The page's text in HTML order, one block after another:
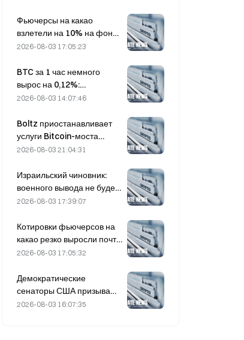
Фьючерсы на какао
взлетели на 10% на фоне
опасений по поводу
приближаясь к $6 000 за
тонну
2026-08-03 17:05:23
BTC за 1 час немного
вырос на 0,12%:
смягчение
напряженности и
синхронный рост
макроэкономических
краткосрочный отскок
2026-08-03 14:07:46
Boltz приостанавливает
услуги Bitcoin-моста
бесконечно после атак с
2026-08-03 21:04:31
Израильский чиновник:
военного вывода не будет
до разоружения ХАМАС
2026-08-03 17:39:07
Котировки фьючерсов на
какао резко выросли почти
на 8% за день в прошлую
участников рынка
2026-08-03 17:05:32
Демократические
сенаторы США призывают
CFTC ограничить
2026-08-03 16:07:35